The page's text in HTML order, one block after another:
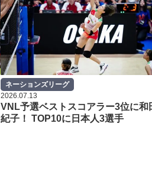
ネーションズリーグ
2026.07.13
VNL予選ベストスコアラー3位に和
紀子！ TOP10に日本人3選手